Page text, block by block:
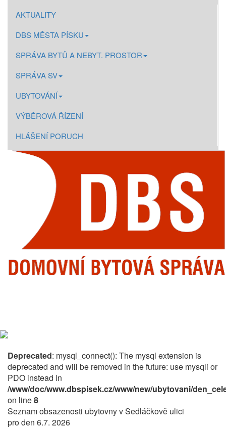
AKTUALITY
DBS MĚSTA PÍSKU
SPRÁVA BYTŮ A NEBYT. PROSTOR
SPRÁVA SV
UBYTOVÁNÍ
VÝBĚROVÁ ŘÍZENÍ
HLÁŠENÍ PORUCH
Deprecated: mysql_connect(): The mysql extension is
deprecated and will be removed in the future: use mysqli or
PDO instead in
/www/doc/www.dbspisek.cz/www/new/ubytovani/
on line8
Seznam obsazenosti ubytovny v Sedláčkově ulici
pro den 6.7. 2026